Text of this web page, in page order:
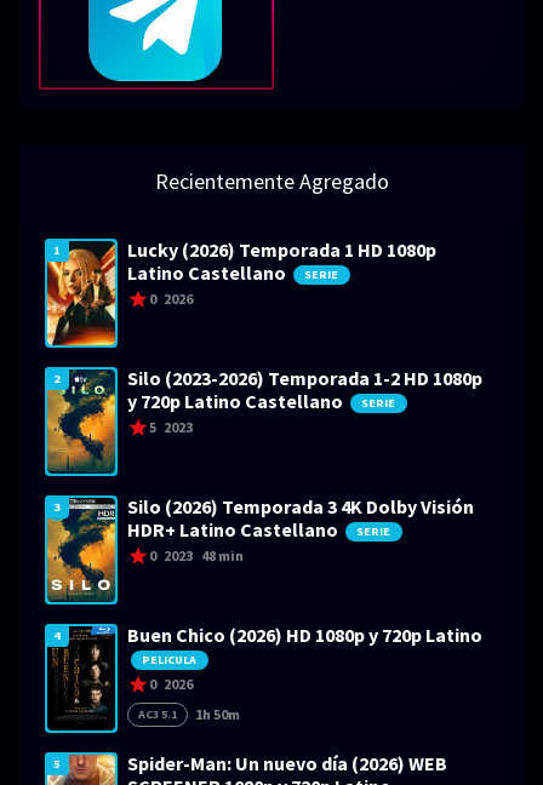
Recientemente Agregado
1
Lucky (2026) Temporada 1 HD 1080p
Latino Castellano
SERIE
0 2026
2
Silo (2023-2026) Temporada 1-2 HD 1080p
y 720p Latino Castellano
SERIE
5 2023
3
Silo (2026) Temporada 3 4K Dolby Visión
HDR+ Latino Castellano
SERIE
0 2023 48 min
4 Buen Chico (2026) HD 1080p y 720p Latino
PELICULA
0 2026
AC3 5.1 1h 50m
5
Spider-Man: Un nuevo día (2026) WEB